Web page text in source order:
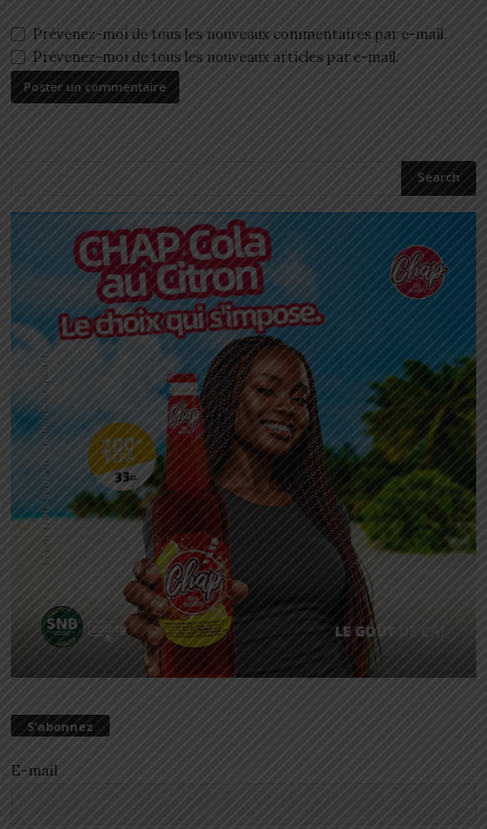
Prévenez-moi de tous les nouveaux commentaires par e-mail.
Prévenez-moi de tous les nouveaux articles par e-mail.
S’abonnez
E-mail